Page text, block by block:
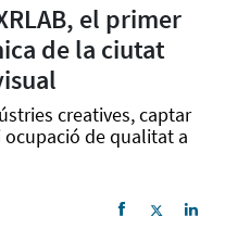
el primer
de la ciutat
creatives, captar
de qualitat a